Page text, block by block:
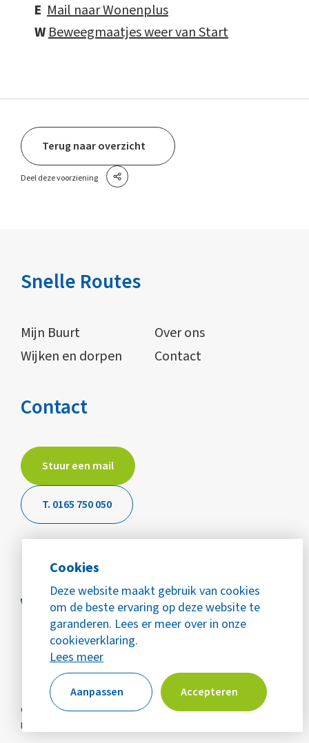
Cookies
Deze website maakt gebruik van cookies
om de beste ervaring op deze website te
garanderen. Lees er meer over in onze
cookieverklaring.
Lees meer
Aanpassen Accepteren
E Mail naar Wonenplus
WBeweegmaatjes weer van Start
Terug naar overzicht
Deel deze voorziening
Snelle Routes
Mijn Buurt
Over ons
Wijken en dorpen
Contact
Contact
Stuur een mail
T. 0165 750 050
© Copyright 2026 WijZijn Mijn Buurt
Alle rechten voorbehouden
Privacy